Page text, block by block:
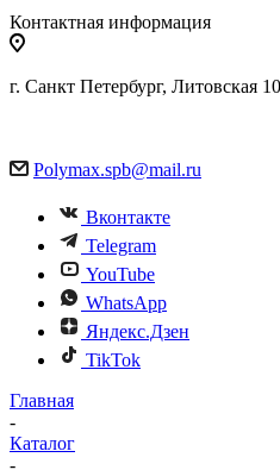
Контактная информация
г. Санкт Петербург, Литовская
Polymax.spb@mail.ru
Вконтакте
Telegram
YouTube
WhatsApp
Яндекс.Дзен
TikTok
Главная
-
Каталог
-